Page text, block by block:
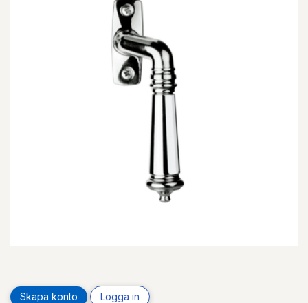
Skapa konto Logga in